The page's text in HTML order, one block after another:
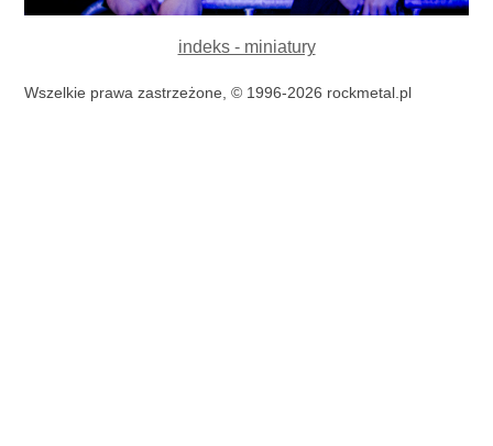
indeks - miniatury
Wszelkie prawa zastrzeżone, © 1996-2026 rockmetal.pl